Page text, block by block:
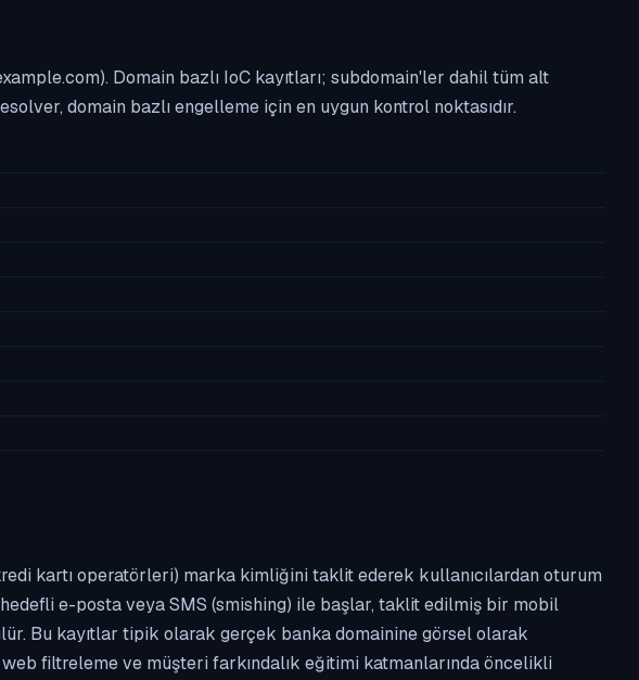
Domain bazlı IoC kayıtları; subdomain'ler dahil tüm alt
domain bazlı engelleme için en uygun kontrol noktasıdır.
kartı operatörleri) marka kimliğini taklit ederek kullanıcılardan oturum
e-posta veya SMS (smishing) ile başlar, taklit edilmiş bir mobil
Bu kayıtlar tipik olarak gerçek banka domainine görsel olarak
filtreleme ve müşteri farkındalık eğitimi katmanlarında öncelikli